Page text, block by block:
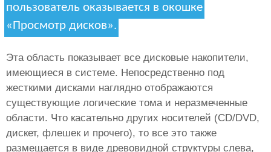
пользователь оказывается в окошке
«Просмотр дисков».
Эта область показывает все дисковые накопители,
имеющиеся в системе. Непосредственно под
жесткими дисками наглядно отображаются
существующие логические тома и неразмеченные
области. Что касательно других носителей (CD/DVD,
дискет, флешек и прочего), то все это также
размещается в виде древовидной структуры слева,